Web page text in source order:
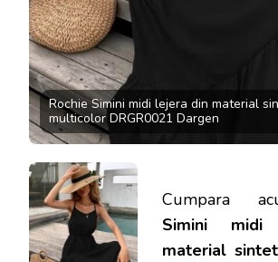
Rochie Simini midi lejera din material
multicolor DRGR0021 Dargen
Cumpara
Simini
material